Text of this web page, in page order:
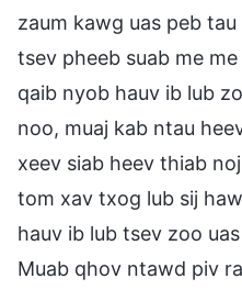
zaum kawg uas peb
tsev pheeb suab me
qaib nyob hauv ib lub
noo, muaj kab ntau
xeev siab heev thiab
tom xav txog lub sij
hauv ib lub tsev zoo
Muab qhov ntawd piv